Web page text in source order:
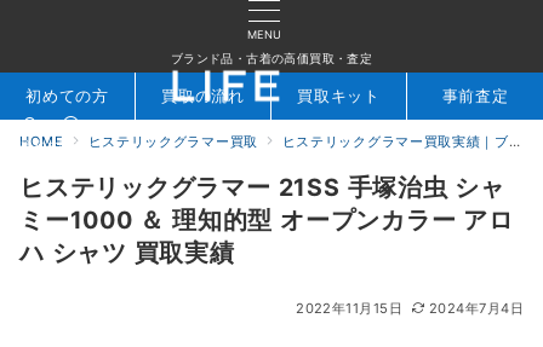
MENU
ブランド品・古着の高価買取・査定
検索 お問合せ
初めての方 買取の流れ 買取キット 事前査定
HOME ヒステリックグラマー買取 ヒステリックグラマー買取実績｜ブランド古着専門店LIFE
ヒステリックグラマー 21SS 手塚治虫 シャ
ミー1000 ＆ 理知的型 オープンカラー アロ
ハ シャツ 買取実績
2022年11月15日 2024年7月4日